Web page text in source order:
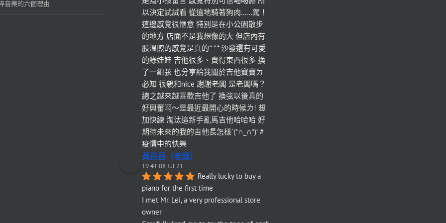
音樂的六個理由
以決定試試看 從遠地騎著狗肉……駕！
這邊感覺很愜意 特別是在小公園散步
的地方 店面不是我想像的大 但店內有
股溫煦的感覺是真的^^* 沙發還有可愛
的綠娃娃 吉他很多、賣得東西很多 換
了一組弦 也分享給我關於吉他寶寶ㄉ
必知 很親和nice 謝謝老闆 是老闆嗎？
總之越來越喜歡吉他了 換弦以後真的
好興奮啊～是最近最開心的時候ㄌ! 想
加快練 淘汰這新手亂馬吉他哈哈哈 好
期待未來的我的吉他長怎樣`(*∩_∩*)′ #
疫情中的快樂
黃民岳（老頭）
19:41 08 Jul 21
Really lucky to buy a
piano for the first time
I met Mr. Lei, a very professional store
owner